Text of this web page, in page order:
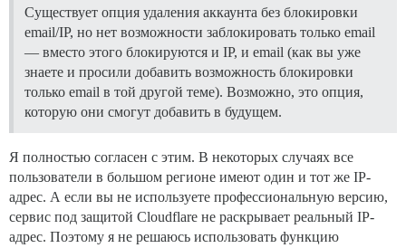
Существует опция удаления аккаунта без блокировки
email/IP, но нет возможности заблокировать только email
— вместо этого блокируются и IP, и email (как вы уже
знаете и просили добавить возможность блокировки
только email в той другой теме). Возможно, это опция,
которую они смогут добавить в будущем.
Я полностью согласен с этим. В некоторых случаях все
пользователи в большом регионе имеют один и тот же IP-
адрес. А если вы не используете профессиональную версию,
сервис под защитой Cloudflare не раскрывает реальный IP-
адрес. Поэтому я не решаюсь использовать функцию